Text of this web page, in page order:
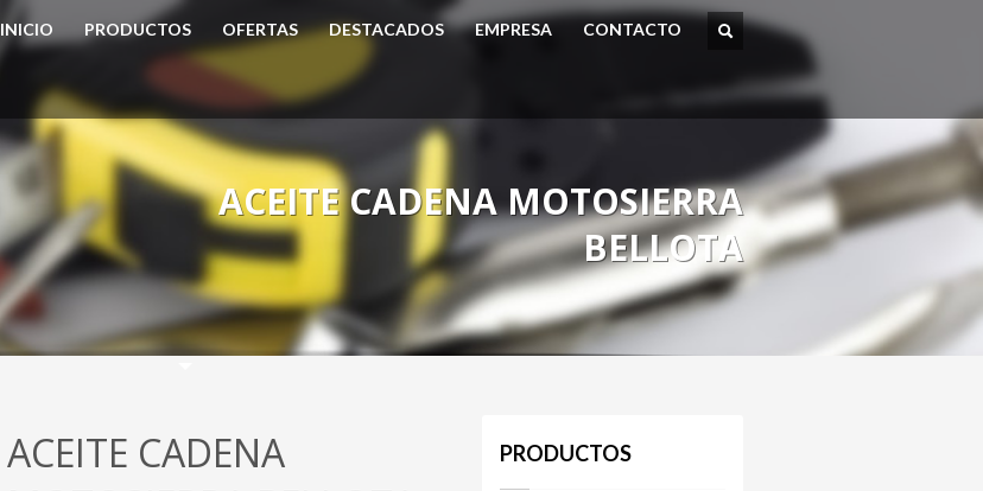
INICIO PRODUCTOS OFERTAS DESTACADOS EMPRESA CONTACTO
ACEITE CADENA MOTOSIERRA
BELLOTA
ACEITE CADENA
PRODUCTOS